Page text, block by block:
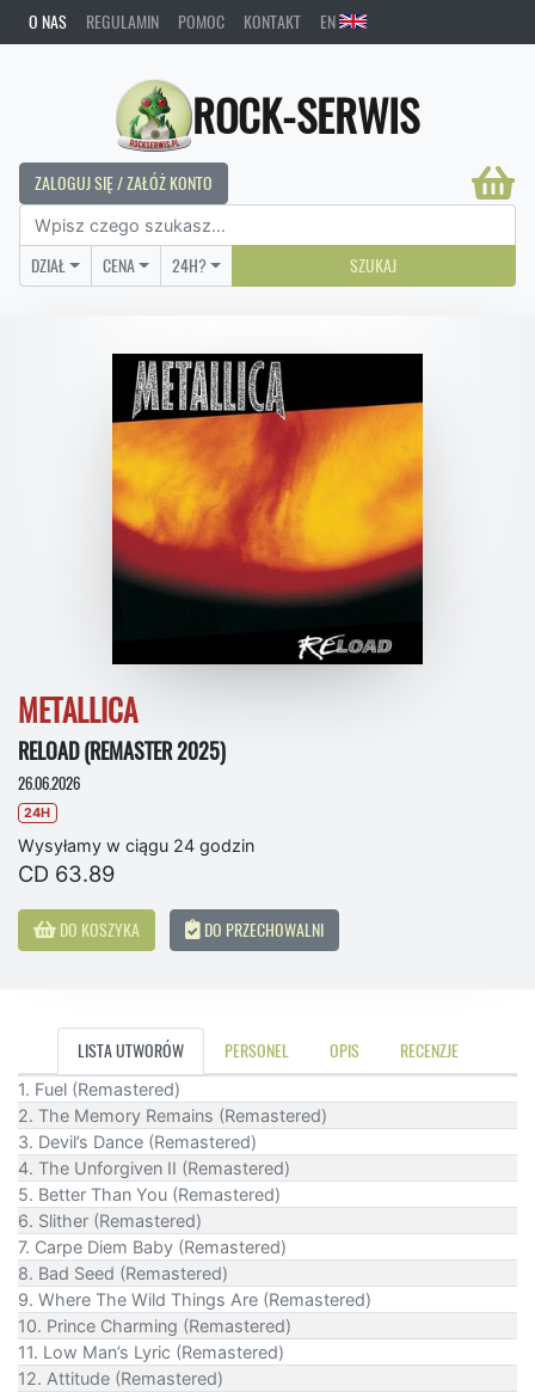
O NAS REGULAMIN POMOC KONTAKT EN
ROCK-SERWIS
ZALOGUJ SIĘ / ZAŁÓŻ KONTO
DZIAŁ CENA 24H? SZUKAJ
METALLICA
RELOAD (REMASTER 2025)
26.06.2026
24H
Wysyłamy w ciągu 24 godzin
CD 63.89
DO KOSZYKA DO PRZECHOWALNI
LISTA UTWORÓW PERSONEL OPIS RECENZJE
1. Fuel (Remastered)
2. The Memory Remains (Remastered)
3. Devil’s Dance (Remastered)
4. The Unforgiven II (Remastered)
5. Better Than You (Remastered)
6. Slither (Remastered)
7. Carpe Diem Baby (Remastered)
8. Bad Seed (Remastered)
9. Where The Wild Things Are (Remastered)
10. Prince Charming (Remastered)
11. Low Man’s Lyric (Remastered)
12. Attitude (Remastered)